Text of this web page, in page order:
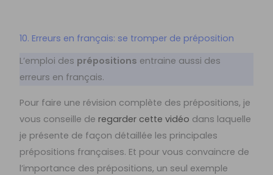
10. Erreurs en français: se tromper de préposition
L’emploi des prépositions entraine aussi des
erreurs en français.
Pour faire une révision complète des prépositions, je
vous conseille deregarder cette vidéo dans laquelle
je présente de façon détaillée les principales
prépositions françaises. Et pour vous convaincre de
l’importance des prépositions, un seul exemple